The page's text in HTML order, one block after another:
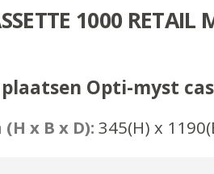
1000 RETAIL
Opti-myst
x B x D): 345(H) x 1190